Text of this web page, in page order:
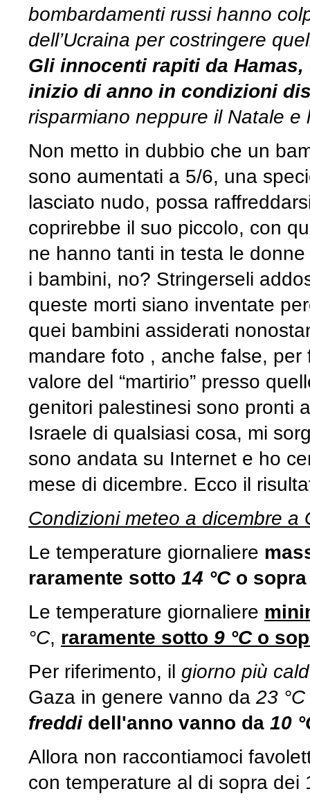
bombardamenti russi hanno
dell’Ucraina per costringere
Gli innocenti rapiti da
inizio di anno in condizioni
risparmiano neppure il Natale e
Non metto in dubbio che un
sono aumentati a 5/6, una
lasciato nudo, possa
coprirebbe il suo piccolo, con
ne hanno tanti in testa le
i bambini, no? Stringerseli
queste morti siano inventate
quei bambini assiderati
mandare foto , anche false,
valore del “martirio” presso
genitori palestinesi sono pronti
Israele di qualsiasi cosa, mi
sono andata su Internet e ho
mese di dicembre. Ecco il
Condizioni meteo a dicembre a
Le temperature giornaliere
raramente sotto 14 °Co
Le temperature giornaliere
°C, raramente sotto 9 °Co
Per riferimento, il giorno più
Gaza in genere vanno da 23 °C
freddidell'anno vanno da 10
Allora non raccontiamoci
con temperature al di sopra dei